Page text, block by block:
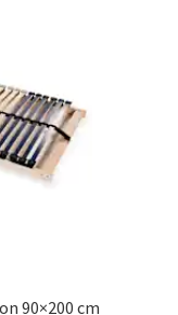
90×200 cm